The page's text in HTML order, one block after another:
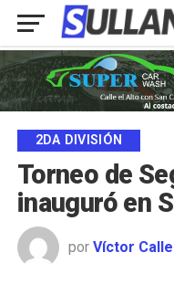
2DA DIVISIÓN
Torneo de
inauguró en
por Víctor Calle